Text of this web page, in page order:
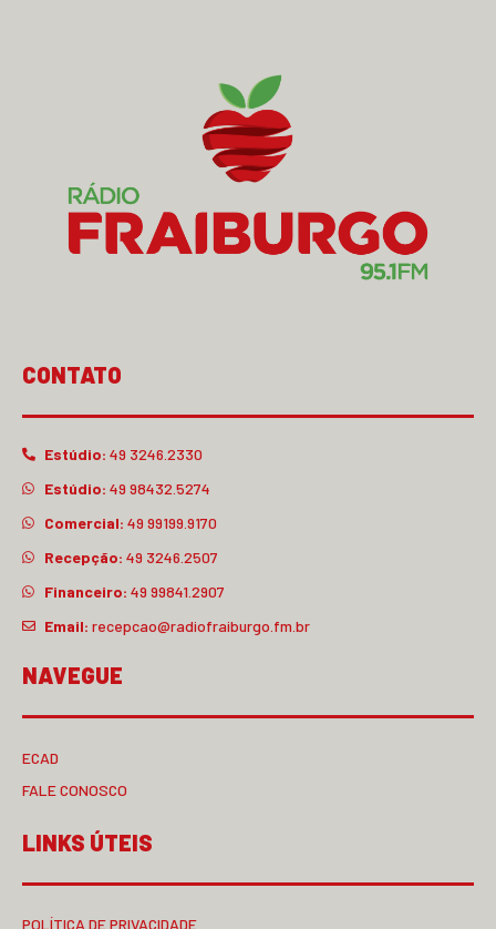
CONTATO
Estúdio: 49 3246.2330
Estúdio: 49 98432.5274
Comercial: 49 99199.9170
Recepção: 49 3246.2507
Financeiro: 49 99841.2907
Email: recepcao@radiofraiburgo.fm.br
NAVEGUE
ECAD
FALE CONOSCO
LINKS ÚTEIS
POLÍTICA DE PRIVACIDADE